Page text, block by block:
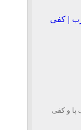
| کفی
و کفی